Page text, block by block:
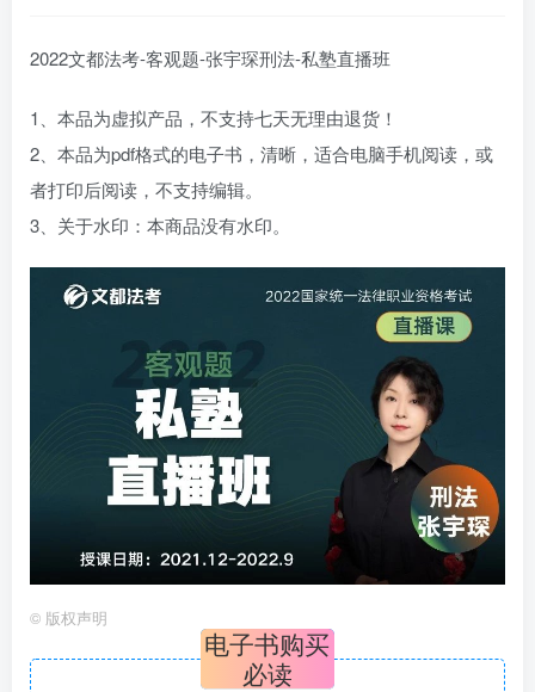
2022文都法考-客观题-张宇琛刑法-私塾直播班
1、本品为虚拟产品，不支持七天无理由退货！
2、本品为pdf格式的电子书，清晰，适合电脑手机阅读，或
者打印后阅读，不支持编辑。
3、关于水印：本商品没有水印。
© 版权声明
电子书购买
必读